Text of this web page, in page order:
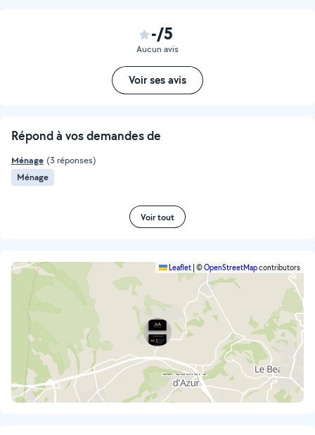
-/5
Aucun avis
Voir ses avis
Répond à vos demandes de
Ménage (3 réponses)
Ménage
Voir tout
Leaflet ©OpenStreetMapcontributors